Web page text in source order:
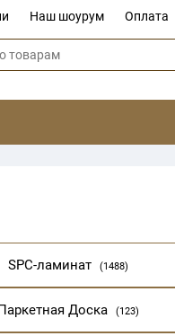
Наш шоурум Оплата
SPC-ламинат (1488)
Доска (123)